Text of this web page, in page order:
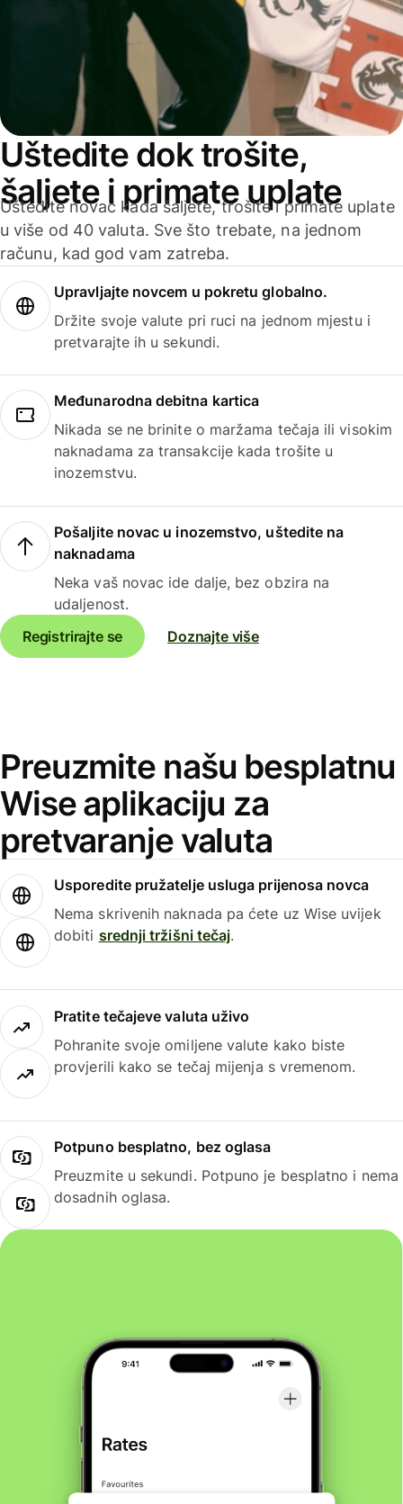
Uštedite dok trošite,
šaljete i primate uplate
Uštedite novac kada šaljete, trošite i primate uplate
u više od 40 valuta. Sve što trebate, na jednom
računu, kad god vam zatreba.
Upravljajte novcem u pokretu globalno.
Držite svoje valute pri ruci na jednom mjestu i
pretvarajte ih u sekundi.
Međunarodna debitna kartica
Nikada se ne brinite o maržama tečaja ili visokim
naknadama za transakcije kada trošite u
inozemstvu.
Pošaljite novac u inozemstvo, uštedite na
naknadama
Neka vaš novac ide dalje, bez obzira na
udaljenost.
Registrirajte se
Doznajte više
Preuzmite našu besplatnu
Wise aplikaciju za
pretvaranje valuta
Usporedite pružatelje usluga prijenosa novca
Nema skrivenih naknada pa ćete uz Wise uvijek
dobiti srednji tržišni tečaj.
Pratite tečajeve valuta uživo
Pohranite svoje omiljene valute kako biste
provjerili kako se tečaj mijenja s vremenom.
Potpuno besplatno, bez oglasa
Preuzmite u sekundi. Potpuno je besplatno i nema
dosadnih oglasa.